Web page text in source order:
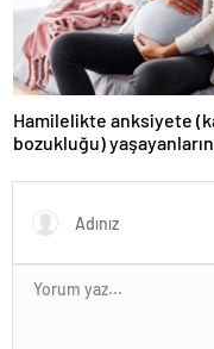
Hamilelikte anksiyete
bozukluğu) yaşayanların